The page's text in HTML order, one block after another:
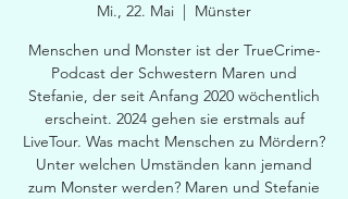
Mi., 22. Mai
  |
Münster
Menschen und Monster ist der TrueCrime-
Podcast der Schwestern Maren und
Stefanie, der seit Anfang 2020 wöchentlich
erscheint. 2024 gehen sie erstmals auf
LiveTour. Was macht Menschen zu Mördern?
Unter welchen Umständen kann jemand
zum Monster werden? Maren und Stefanie